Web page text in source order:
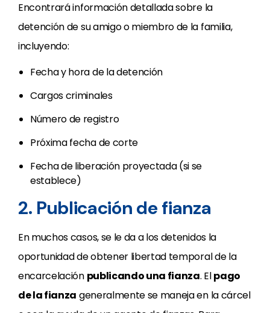
Encontrará información detallada sobre la
detención de su amigo o miembro de la familia,
incluyendo:
Fecha y hora de la detención
Cargos criminales
Número de registro
Próxima fecha de corte
Fecha de liberación proyectada (si se
establece)
2. Publicación de fianza
En muchos casos, se le da a los detenidos la
oportunidad de obtener libertad temporal de la
encarcelación publicando una fianza. Elpago
de la fianza generalmente se maneja en la cárcel